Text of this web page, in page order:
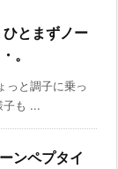
とまずノー
。
っと調子に乗っ
子も ...
ンペプタイ